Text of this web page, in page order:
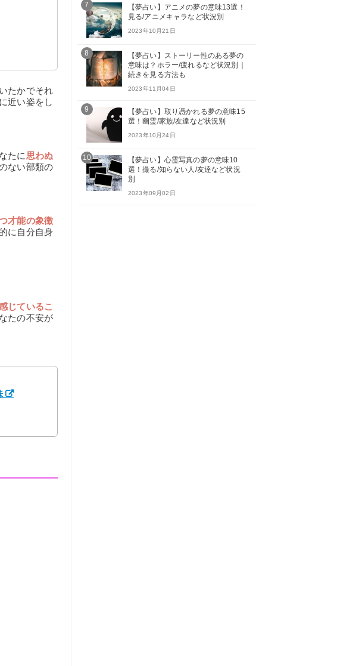
たかでそれ
近い姿をし
たに 思わぬ
ない部類の
才能の象徴
に自分自身
じているこ
たの不安が
7
【夢占い】アニメの夢の意味13選！
見る/アニメキャラなど状況別
2023年10月21日
8
【夢占い】ストーリー性のある夢の
意味は？ホラー/疲れるなど状況別｜
続きを見る方法も
2023年11月04日
9
【夢占い】取り憑かれる夢の意味15
選！幽霊/家族/友達など状況別
2023年10月24日
10
【夢占い】心霊写真の夢の意味10
選！撮る/知らない人/友達など状況
別
2023年09月02日